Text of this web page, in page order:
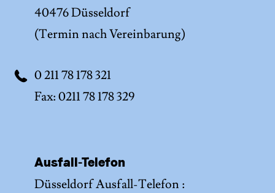
40476 Düsseldorf
(Termin nach Vereinbarung)
0 211 78 178 321
Fax: 0211 78 178 329
Ausfall-Telefon
Düsseldorf Ausfall-Telefon :